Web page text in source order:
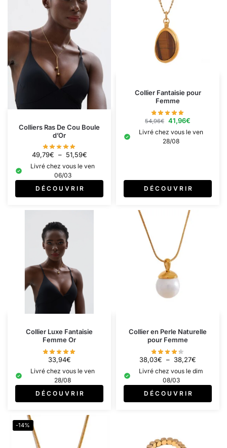
Colliers Ras De Cou Boule
d’Or
49,79€ – 51,59€
Livré chez vous le ven
06/03
D É C O U V R I R
Collier Fantaisie pour
Femme
54,96€ 41,96€
Livré chez vous le ven
28/08
D É C O U V R I R
Collier Luxe Fantaisie
Femme Or
33,94€
Livré chez vous le ven
28/08
D É C O U V R I R
Collier en Perle Naturelle
pour Femme
38,03€ – 38,27€
Livré chez vous le dim
08/03
D É C O U V R I R
-14%